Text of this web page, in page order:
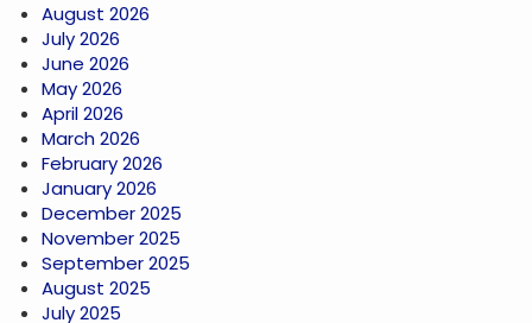
August 2026
July 2026
June 2026
May 2026
April 2026
March 2026
February 2026
January 2026
December 2025
November 2025
September 2025
August 2025
July 2025